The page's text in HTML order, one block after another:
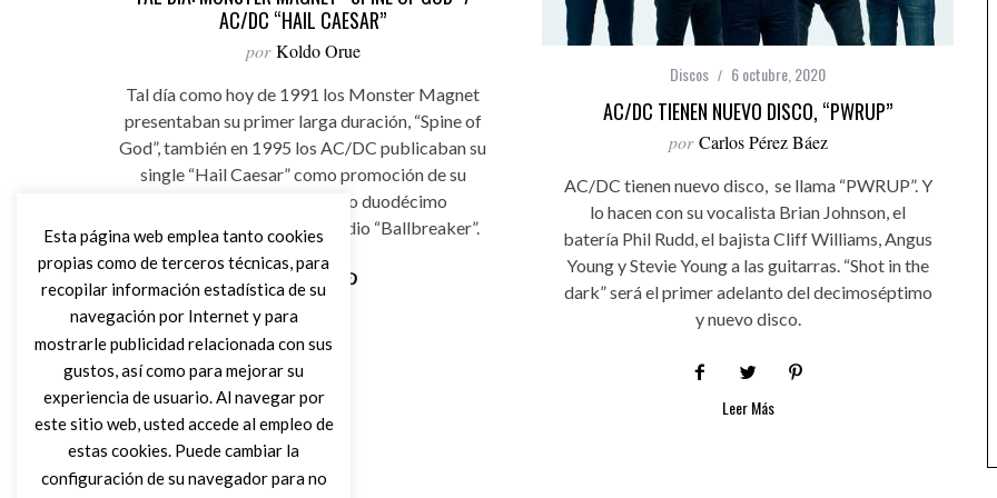
AC/DC “HAIL CAESAR”
por Koldo Orue
Tal día como hoy de 1991 los Monster Magnet
presentaban su primer larga duración, “Spine of
God”, también en 1995 los AC/DC publicaban su
single “Hail Caesar” como promoción de su
decimotercer (Australia) o duodécimo
(internacional) álbum de estudio “Ballbreaker”.
Leer Más
Discos 6 octubre, 2020
AC/DC TIENEN NUEVO DISCO, “PWRUP”
por Carlos Pérez Báez
AC/DC tienen nuevo disco, se llama “PWRUP”. Y
lo hacen con su vocalista Brian Johnson, el
batería Phil Rudd, el bajista Cliff Williams, Angus
Young y Stevie Young a las guitarras. “Shot in the
dark” será el primer adelanto del decimoséptimo
y nuevo disco.
Leer Más
Esta página web emplea tanto cookies
propias como de terceros técnicas, para
recopilar información estadística de su
navegación por Internet y para
mostrarle publicidad relacionada con sus
gustos, así como para mejorar su
experiencia de usuario. Al navegar por
este sitio web, usted accede al empleo de
estas cookies. Puede cambiar la
configuración de su navegador para no